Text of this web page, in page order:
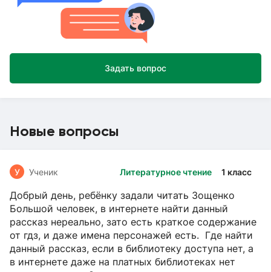
Задать вопрос
Новые вопросы
Литературное чтение 1 класс
У Ученик
Добрый день, ребёнку задали читать Зощенко
Большой человек, в интернете найти данный
рассказ нереально, зато есть краткое содержание
от гдз, и даже имена персонажей есть. Где найти
данный рассказ, если в библиотеку доступа нет, а
в интернете даже на платных библиотеках нет